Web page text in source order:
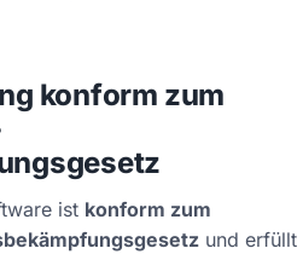
konform zum
ist konform zum
und erfüllt